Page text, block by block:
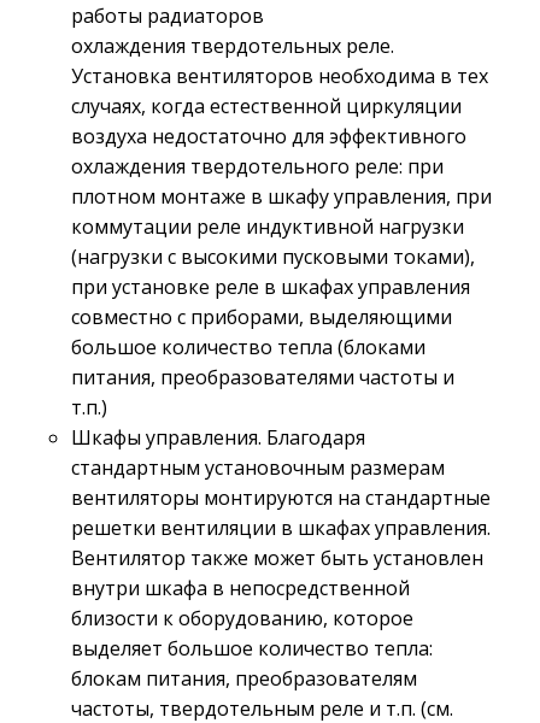
работы радиаторов
охлаждения твердотельных реле.
Установка вентиляторов необходима в тех
случаях, когда естественной циркуляции
воздуха недостаточно для эффективного
охлаждения твердотельного реле: при
плотном монтаже в шкафу управления, при
коммутации реле индуктивной нагрузки
(нагрузки с высокими пусковыми токами),
при установке реле в шкафах управления
совместно с приборами, выделяющими
большое количество тепла (блоками
питания, преобразователями частоты и
т.п.)
Шкафы управления. Благодаря
стандартным установочным размерам
вентиляторы монтируются на стандартные
решетки вентиляции в шкафах управления.
Вентилятор также может быть установлен
внутри шкафа в непосредственной
близости к оборудованию, которое
выделяет большое количество тепла:
блокам питания, преобразователям
частоты, твердотельным реле и т.п. (см.